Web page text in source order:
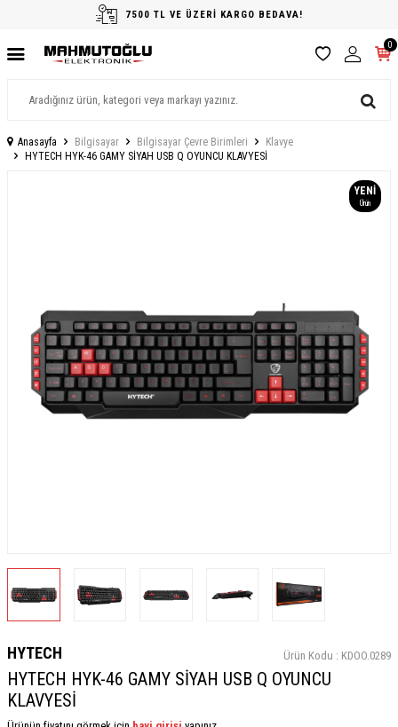
7500 TL VE ÜZERİ KARGO BEDAVA!
0
Anasayfa Bilgisayar Bilgisayar Çevre Birimleri
Klavye
HYTECH HYK-46 GAMY SİYAH USB Q OYUNCU KLAVYESİ
YENI
Ürün
HYTECH Ürün Kodu : KDOO.0289
HYTECH HYK-46 GAMY SİYAH USB Q OYUNCU
KLAVYESİ